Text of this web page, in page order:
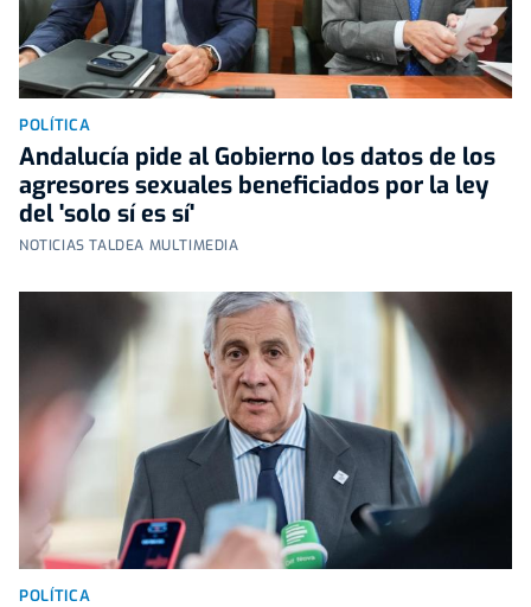
POLÍTICA
Andalucía pide al Gobierno los datos de los
agresores sexuales beneficiados por la ley
del 'solo sí es sí'
NOTICIAS TALDEA MULTIMEDIA
POLÍTICA